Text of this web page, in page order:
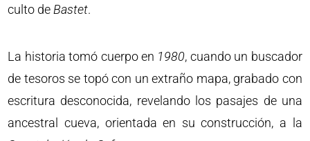
culto de Bastet.
La historia tomó cuerpo en 1980, cuando un buscador
de tesoros se topó con un extraño mapa, grabado con
escritura desconocida, revelando los pasajes de una
ancestral cueva, orientada en su construcción, a la